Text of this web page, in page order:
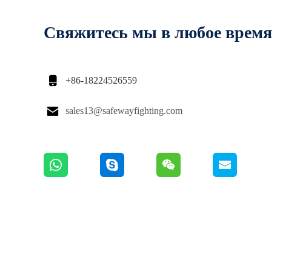
Свяжитесь мы в любое время
 +86-18224526559
 sales13@safewayfighting.com